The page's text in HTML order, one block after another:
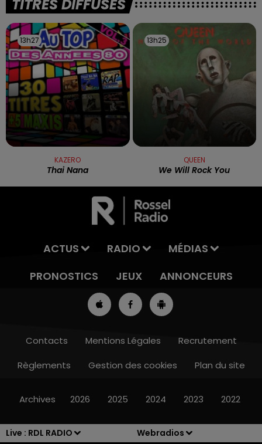
Live : RDL RADIO Webradios
8h00 - 10h00
TITRES DIFFUSÉS
13h27
13h27
KAZERO
Thai Nana
13h25
13h25
QUEEN
We Will Rock You
ACTUS RADIO
MÉDIAS
PRONOSTICS
JEUX ANNONCEURS
Contacts Mentions Légales
Recrutement
Règlements
Gestion des cookies Plan du site
Archives 2026 2025 2024 2023 2022